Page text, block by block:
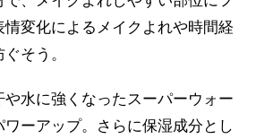
情変化によるメイクよれや時間経
そう。
や水に強くなったスーパーウォー
ーアップ。さらに保湿成分とし